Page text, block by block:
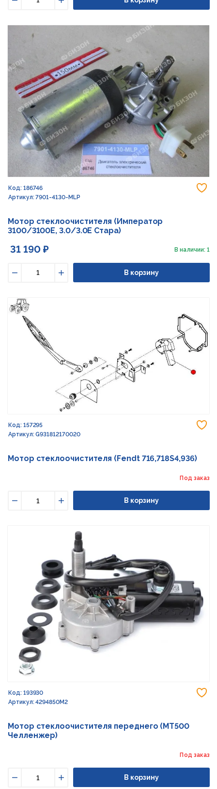
Увеличить
Код: 186746
Артикул: 7901-4130-MLP
Мотор стеклоочистителя (Император
3100/3100E, 3.0/3.0E Стара)
31 190 ₽ В наличии: 1
Увеличить
В корзину
Код: 157295
Артикул: G931812170020
Мотор стеклоочистителя (Fendt 716,718S4,936)
Под заказ
Увеличить
В корзину
Код: 193930
Артикул: 4294850M2
Мотор стеклоочистителя переднего (MT500
Челленжер)
Под заказ
Увеличить
В корзину